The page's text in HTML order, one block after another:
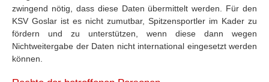
zwingend nötig, dass diese Daten übermittelt werden. Für den
KSV Goslar ist es nicht zumutbar, Spitzensportler im Kader zu
fördern und zu unterstützen, wenn diese dann wegen
Nichtweitergabe der Daten nicht international eingesetzt werden
können.